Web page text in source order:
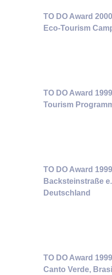
TO DO Award
Eco-Tourism
TO DO Award
Tourism
TO DO Award
Backsteinstraße
Deutschland
TO DO Award
Canto Verde,